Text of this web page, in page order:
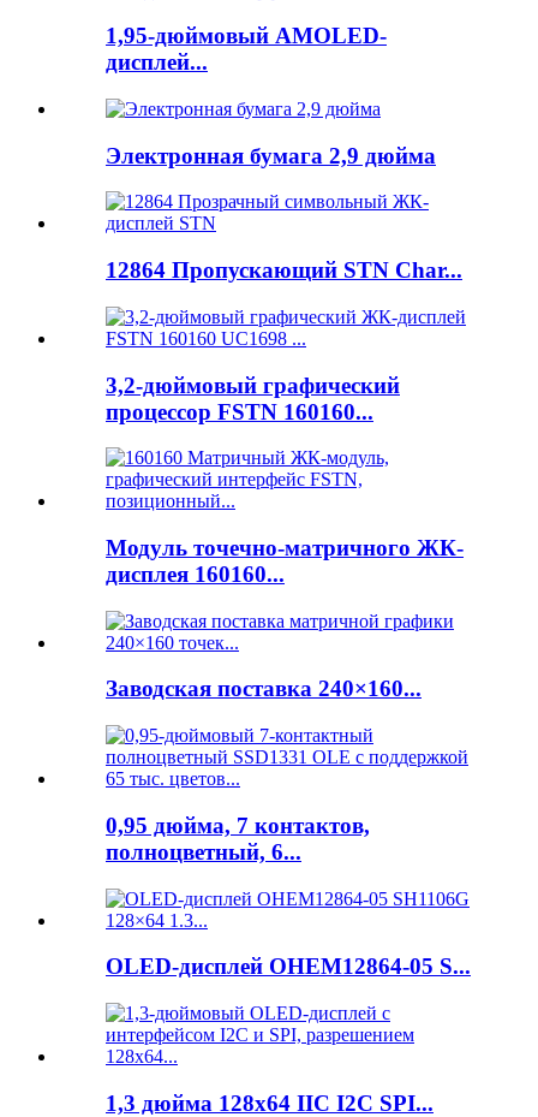
1,95-дюймовый AMOLED-
дисплей...
Электронная бумага 2,9 дюйма
12864 Пропускающий STN Char...
3,2-дюймовый графический
процессор FSTN 160160...
Модуль точечно-матричного ЖК-
дисплея 160160...
Заводская поставка 240×160...
0,95 дюйма, 7 контактов,
полноцветный, 6...
OLED-дисплей OHEM12864-05 S...
1,3 дюйма 128x64 IIC I2C SPI...